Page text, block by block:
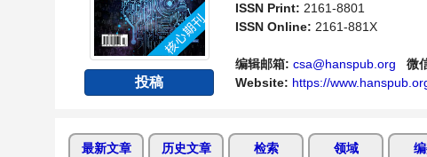
投稿
同方向问题与发展的交流平台。
ISSN Print: 2161-8801
ISSN Online: 2161-881X
编辑邮箱: csa@hanspub.org 微
Website: https://
最新文章 历史文章 检索 领域